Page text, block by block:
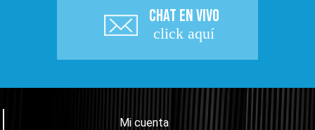
CHAT EN VIVO
click aquí
Mi cuenta